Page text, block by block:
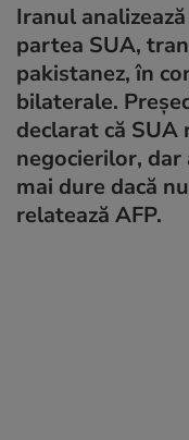
Iranul
partea SUA,
pakistanez, în
bilaterale.
declarat că SUA
negocierilor,
mai dure dacă
relatează AFP.